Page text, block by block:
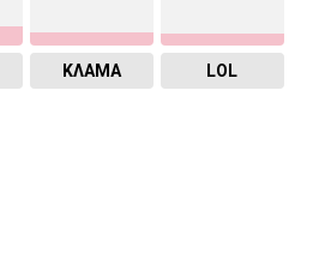
ΚΛΑΜΑ LOL